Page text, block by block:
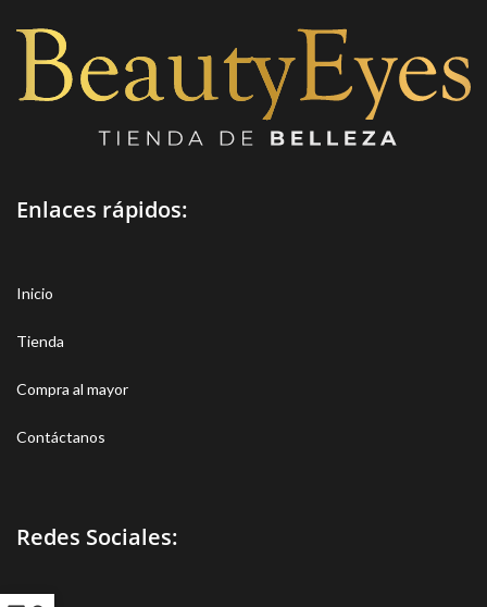
Enlaces rápidos:
Inicio
Tienda
Compra al mayor
Contáctanos
Redes Sociales: